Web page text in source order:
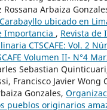
Rossana Arbaiza
ubicado en
Importancia , Revista de
CTSCAFE: Vol. 2
Volumen II- N°4
Sebastian
Francisco Javier Wong
Gonzales,
pueblos originarios